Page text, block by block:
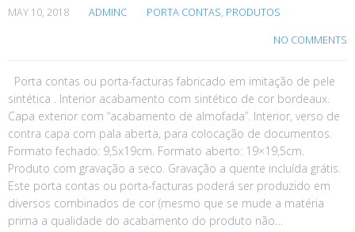
MAY 10, 2018 ADMINC PORTA CONTAS, PRODUTOS
NO COMMENTS
Porta contas ou porta-facturas fabricado em imitação de pele
sintética . Interior acabamento com sintético de cor bordeaux.
Capa exterior com “acabamento de almofada”. Interior, verso de
contra capa com pala aberta, para colocação de documentos.
Formato fechado: 9,5x19cm. Formato aberto: 19×19,5cm.
Produto com gravação a seco. Gravação a quente incluída grátis.
Este porta contas ou porta-facturas poderá ser produzido em
diversos combinados de cor (mesmo que se mude a matéria
prima a qualidade do acabamento do produto não…